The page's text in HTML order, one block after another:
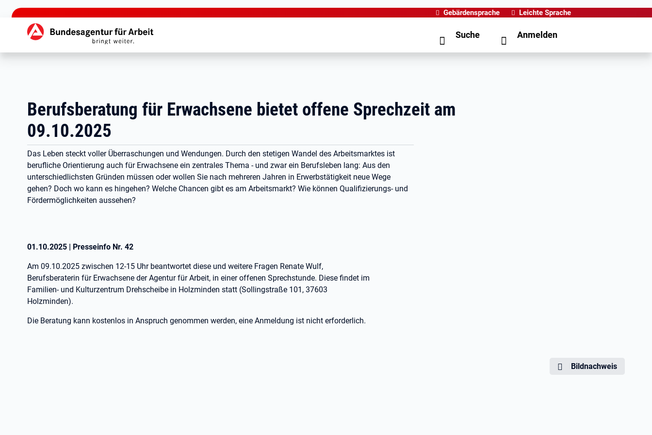
zu den Hauptinhalten springen
Gebärdensprache Leichte Sprache
Hauptnavigation Suche Anmelden
Berufsberatung für Erwachsene bietet offene Sprechzeit am
09.10.2025
Das Leben steckt voller Überraschungen und Wendungen. Durch den stetigen Wandel des Arbeitsmarktes ist
berufliche Orientierung auch für Erwachsene ein zentrales Thema - und zwar ein Berufsleben lang: Aus den
unterschiedlichsten Gründen müssen oder wollen Sie nach mehreren Jahren in Erwerbstätigkeit neue Wege
gehen? Doch wo kann es hingehen? Welche Chancen gibt es am Arbeitsmarkt? Wie können Qualifizierungs- und
Fördermöglichkeiten aussehen?
01.10.2025 | Presseinfo Nr. 42
Am 09.10.2025 zwischen 12-15 Uhr beantwortet diese und weitere Fragen Renate Wulf,
Berufsberaterin für Erwachsene der Agentur für Arbeit, in einer offenen Sprechstunde. Diese findet im
Familien- und Kulturzentrum Drehscheibe in Holzminden statt (Sollingstraße 101, 37603
Holzminden).
Die Beratung kann kostenlos in Anspruch genommen werden, eine Anmeldung ist nicht erforderlich.
Bildnachweis